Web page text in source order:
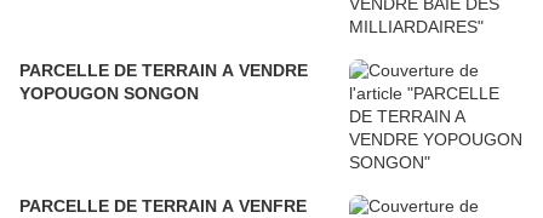
PARCELLE DE TERRAIN A VENDRE
YOPOUGON SONGON
PARCELLE DE TERRAIN A VENFRE